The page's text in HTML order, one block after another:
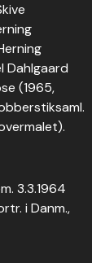
Dahlgaard
(1965,
3.3.1964
i Danm.,